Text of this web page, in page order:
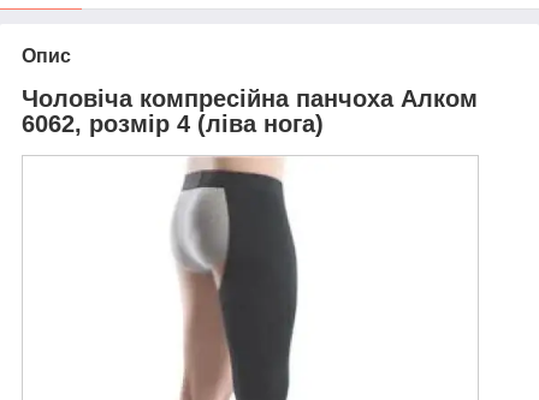
Опис
Чоловіча компресійна панчоха Алком
6062, розмір 4 (ліва нога)